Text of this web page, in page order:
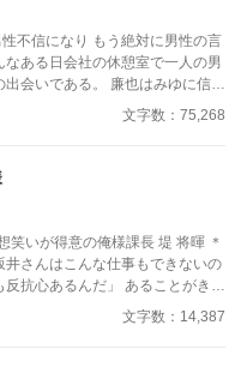
が震えた。届かなかったあの日
ってくる。
不信になり もう絶対に男性の言
会いである。 廉也はみゆに信じ
也と距離を取ろうとする。 以前
文字数：75,268
文字数：14,387